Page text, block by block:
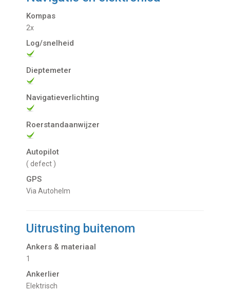
Kompas
2x
Log/snelheid
Dieptemeter
Navigatieverlichting
Roerstandaanwijzer
Autopilot
( defect )
GPS
via Autohelm
Uitrusting buitenom
Ankers & materiaal
1
Ankerlier
Elektrisch